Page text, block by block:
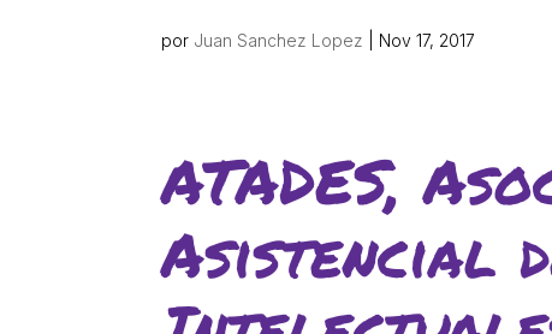
por Juan Sanchez Lopez Nov 17, 2017
ATADES,
Asistencial